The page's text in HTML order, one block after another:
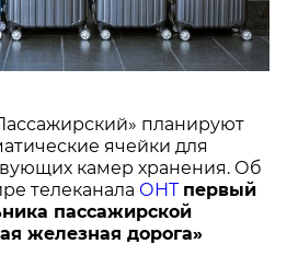
планируют
ячейки для
камер хранения. Об
телеканала ОНТ первый
пассажирской
железная дорога»